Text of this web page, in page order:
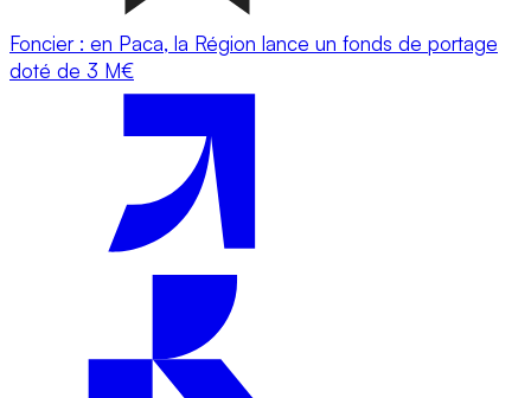
Foncier : en Paca, la Région lance un fonds de portage
doté de 3 M€